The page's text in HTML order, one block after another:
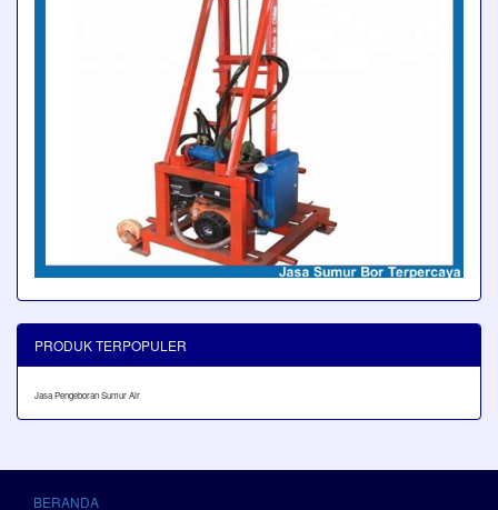
PRODUK TERPOPULER
Jasa Pengeboran Sumur Air
BERANDA